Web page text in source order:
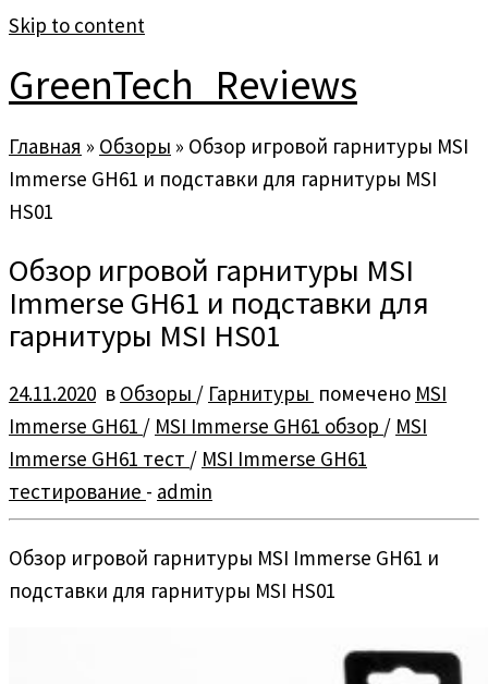
Skip to content
GreenTech_Reviews
Главная » Обзоры » Обзор игровой гарнитуры MSI
Immerse GH61 и подставки для гарнитуры MSI
HS01
Обзор игровой гарнитуры MSI
Immerse GH61 и подставки для
гарнитуры MSI HS01
24.11.2020 в Обзоры / Гарнитуры помечено MSI
Immerse GH61 / MSI Immerse GH61 обзор / MSI
Immerse GH61 тест / MSI Immerse GH61
тестирование - admin
Обзор игровой гарнитуры MSI Immerse GH61 и
подставки для гарнитуры MSI HS01